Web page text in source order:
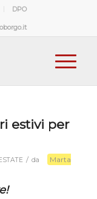
DPO
estivi per
/ da
Marta